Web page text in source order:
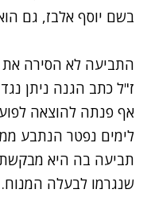
בשם יוסף אלבז, גם
התביעה לא הסירה את
ז"ל כתב הגנה ניתן
אף פנתה להוצאה
לימים נפטר הנתבע
תביעה בה היא מבקשת
שנגרמו לבעלה